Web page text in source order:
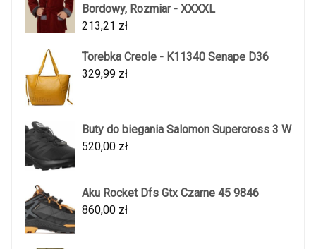
Bordowy, Rozmiar - XXXXL
213,21 zł
Torebka Creole - K11340 Senape D36
329,99 zł
Buty do biegania Salomon Supercross 3 W
520,00 zł
Aku Rocket Dfs Gtx Czarne 45 9846
860,00 zł